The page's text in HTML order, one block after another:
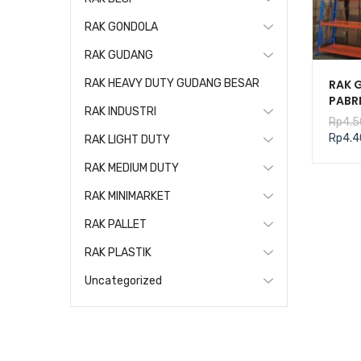
RAK
TIPE
300
Rp
Rp
RAK GONDOLA
RAK GUDANG
RAK HEAVY DUTY GUDANG BESAR
RAK INDUSTRI
RAK LIGHT DUTY
RAK MEDIUM DUTY
RAK MINIMARKET
RAK PALLET
RAK PLASTIK
Uncategorized